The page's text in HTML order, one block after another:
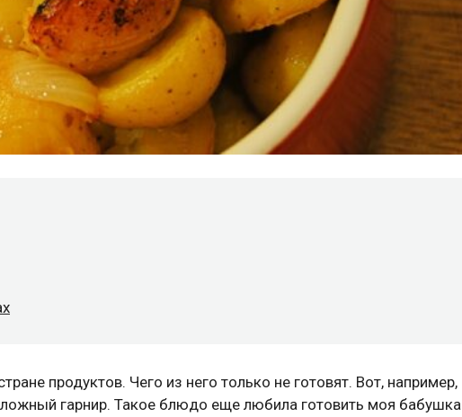
продуктов. Чего из него только не готовят. Вот, например,
гарнир. Такое блюдо еще любила готовить моя бабушка